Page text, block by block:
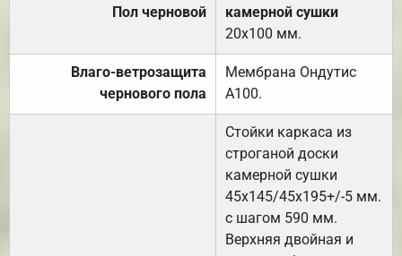
Пол черновой
камерной сушки
20х100 мм.
Влаго-ветрозащита
чернового пола
Мембрана Ондутис
А100.
Стойки каркаса из
строганой доски
камерной сушки
45х145/45х195+/-5 мм.
с шагом 590 мм.
Верхняя двойная и